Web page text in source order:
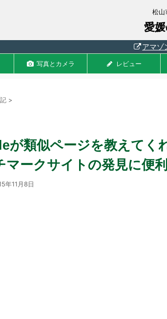
松山
愛
アマゾ
写真とカメラ レビュー
>
が類似ページを教えてく
マークサイトの発見に便利
年11月8日